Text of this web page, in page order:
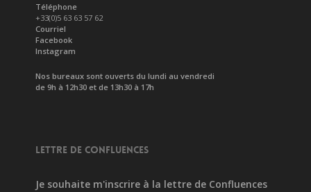
Téléphone
+33(0)5 63 63 57 62
Courriel
Facebook
Instagram
Nos bureaux sont ouverts du lundi au vendredi
de 9h à 12h30 et de 13h30 à 17h
LETTRE DE CONFLUENCES
Je souhaite m'inscrire à la lettre de Confluences